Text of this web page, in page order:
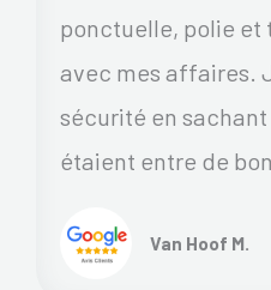
ponctuelle, polie et
avec mes affaires.
sécurité en
étaient entre de
Van Hoof M.